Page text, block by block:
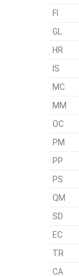
FI
GL
HR
IS
MC
MM
OC
PM
PP
PS
QM
SD
EC
TR
CA